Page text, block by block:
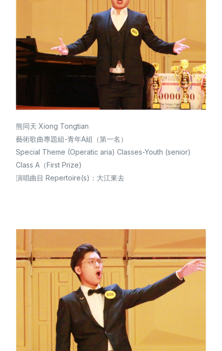
熊同天 Xiong Tongtian
藝術歌曲專題組-青年A組（第一名）
Special Theme (Operatic aria) Classes-Youth (senior)
Class A（First Prize)
演唱曲目 Repertoire(s)：大江東去